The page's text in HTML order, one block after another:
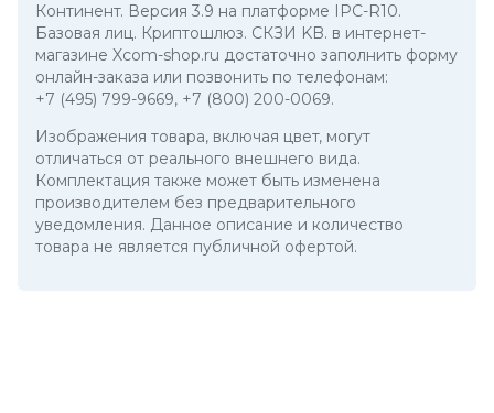
Континент. Версия 3.9 на платформе IPC-R10.
Базовая лиц. Криптошлюз. СКЗИ KB. в интернет-
магазине Xcom-shop.ru достаточно заполнить форму
онлайн-заказа или позвонить по телефонам:
+7 (495) 799-9669, +7 (800) 200-0069.
Изображения товара, включая цвет, могут
отличаться от реального внешнего вида.
Комплектация также может быть изменена
производителем без предварительного
уведомления. Данное описание и количество
товара не является публичной офертой.